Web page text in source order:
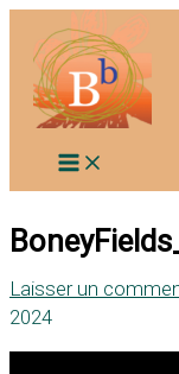
contenu
Laisser un
2024